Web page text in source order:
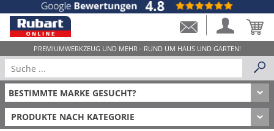
PRODUKTE NACH KATEGORIE